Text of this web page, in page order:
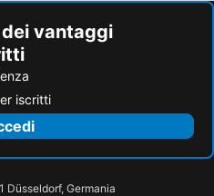
vantaggi
iscritti
Düsseldorf, Germania